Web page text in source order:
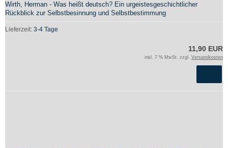
Wirth, Herman - Was heißt deutsch? Ein urgeistesgeschichtlicher
Rückblick zur Selbstbesinnung und Selbstbestimmung
Lieferzeit: 3-4 Tage
11,90 EUR
inkl. 7 % MwSt. zzgl. Versandkosten